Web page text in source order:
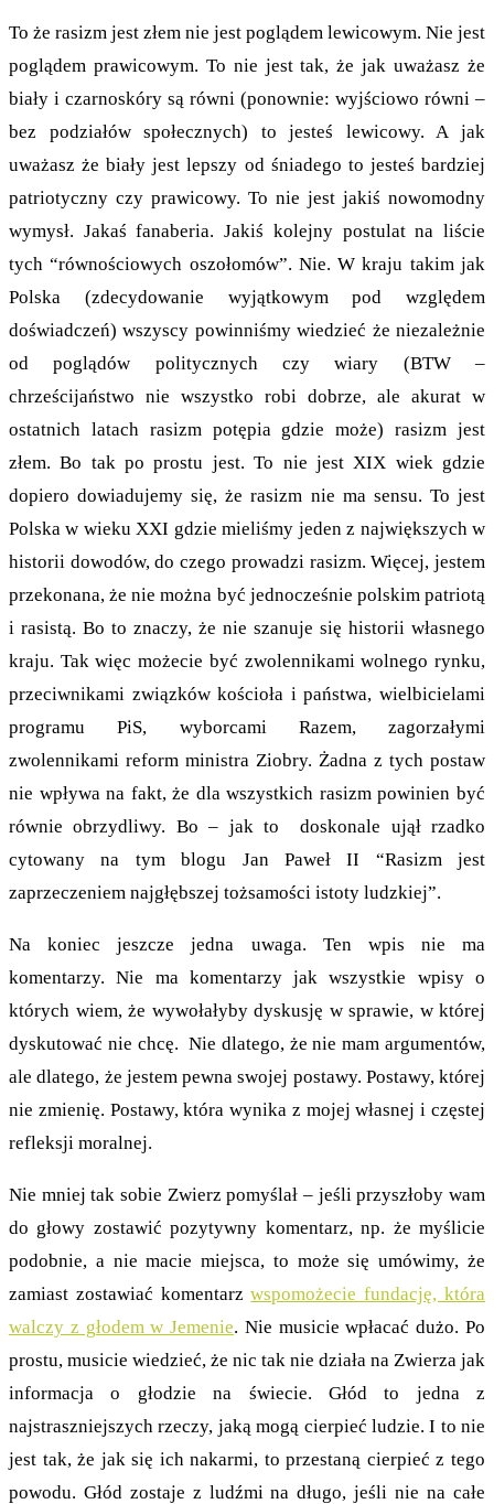
To że rasizm jest złem nie jest poglądem lewicowym. Nie jest
poglądem prawicowym. To nie jest tak, że jak uważasz że
biały i czarnoskóry są równi (ponownie: wyjściowo równi –
bez podziałów społecznych) to jesteś lewicowy. A jak
uważasz że biały jest lepszy od śniadego to jesteś bardziej
patriotyczny czy prawicowy. To nie jest jakiś nowomodny
wymysł. Jakaś fanaberia. Jakiś kolejny postulat na liście
tych “równościowych oszołomów”. Nie. W kraju takim jak
Polska (zdecydowanie wyjątkowym pod względem
doświadczeń) wszyscy powinniśmy wiedzieć że niezależnie
od poglądów politycznych czy wiary (BTW –
chrześcijaństwo nie wszystko robi dobrze, ale akurat w
ostatnich latach rasizm potępia gdzie może) rasizm jest
złem. Bo tak po prostu jest. To nie jest XIX wiek gdzie
dopiero dowiadujemy się, że rasizm nie ma sensu. To jest
Polska w wieku XXI gdzie mieliśmy jeden z największych w
historii dowodów, do czego prowadzi rasizm. Więcej, jestem
przekonana, że nie można być jednocześnie polskim patriotą
i rasistą. Bo to znaczy, że nie szanuje się historii własnego
kraju. Tak więc możecie być zwolennikami wolnego rynku,
przeciwnikami związków kościoła i państwa, wielbicielami
programu PiS, wyborcami Razem, zagorzałymi
zwolennikami reform ministra Ziobry. Żadna z tych postaw
nie wpływa na fakt, że dla wszystkich rasizm powinien być
równie obrzydliwy. Bo – jak to doskonale ujął rzadko
cytowany na tym blogu Jan Paweł II “Rasizm jest
zaprzeczeniem najgłębszej tożsamości istoty ludzkiej”.
Na koniec jeszcze jedna uwaga. Ten wpis nie ma
komentarzy. Nie ma komentarzy jak wszystkie wpisy o
których wiem, że wywołałyby dyskusję w sprawie, w której
dyskutować nie chcę. Nie dlatego, że nie mam argumentów,
ale dlatego, że jestem pewna swojej postawy. Postawy, której
nie zmienię. Postawy, która wynika z mojej własnej i częstej
refleksji moralnej.
Nie mniej tak sobie Zwierz pomyślał – jeśli przyszłoby wam
do głowy zostawić pozytywny komentarz, np. że myślicie
podobnie, a nie macie miejsca, to może się umówimy, że
zamiast zostawiać komentarzwspomożecie fundację, która
walczy z głodem w Jemenie. Nie musicie wpłacać dużo. Po
prostu, musicie wiedzieć, że nic tak nie działa na Zwierza jak
informacja o głodzie na świecie. Głód to jedna z
najstraszniejszych rzeczy, jaką mogą cierpieć ludzie. I to nie
jest tak, że jak się ich nakarmi, to przestaną cierpieć z tego
powodu. Głód zostaje z ludźmi na długo, jeśli nie na całe